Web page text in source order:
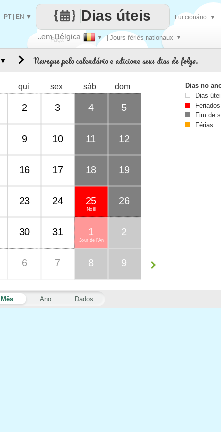
Faça
..em Bélgica ▼ | Jours fériés nationaux ▼
Dias úteis
PT| EN ▼ Funcionário ▼
Navegue pelo calendário e adicione seus dias de folga.
Mês Ano Dados
qui sex sáb dom
2 3 4 5
9 10 11 12
16 17 18 19
23 24
Noël
25 26
30 31
Jour de l'An
1 2
6 7 8 9
▼
Dias no
Dias
Feriados
Fim de
Férias